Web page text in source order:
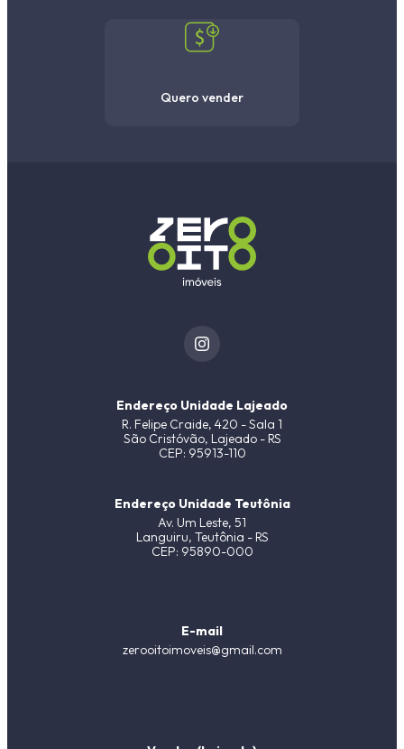
Quero vender
Endereço Unidade Lajeado
R. Felipe Craide, 420 - Sala 1
São Cristóvão, Lajeado - RS
CEP: 95913-110
Endereço Unidade Teutônia
Av. Um Leste, 51
Languiru, Teutônia - RS
CEP: 95890-000
E-mail
zerooitoimoveis@gmail.com